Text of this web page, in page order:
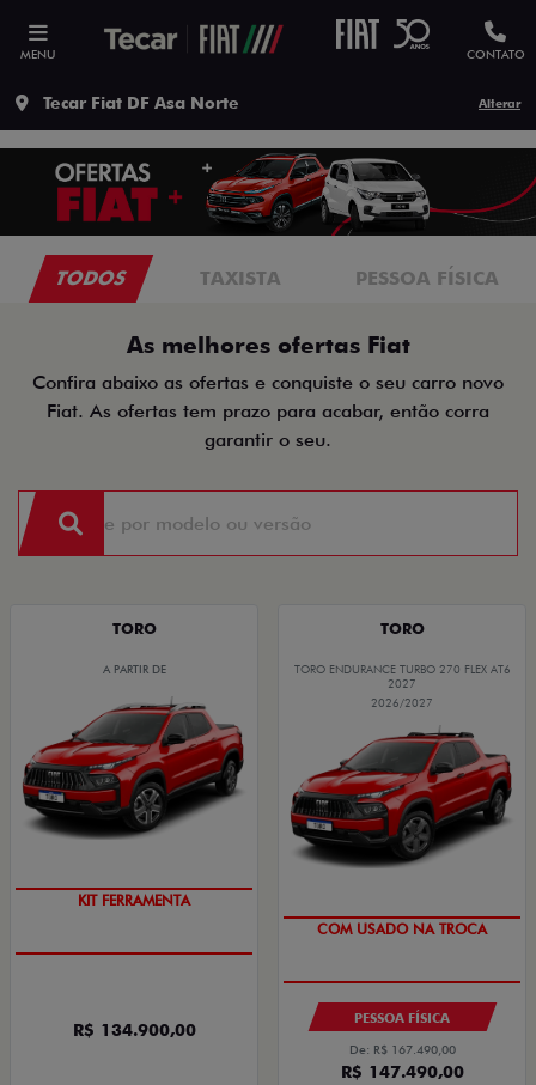
MENU CONTATO
Tecar Fiat DF Asa Norte Alterar
TODOS TAXISTA PESSOA FÍSICA
As melhores ofertas Fiat
Confira abaixo as ofertas e conquiste o seu carro novo
Fiat. As ofertas tem prazo para acabar, então corra
garantir o seu.
TORO
A PARTIR DE
CÂMBIO AT DE 6 VELOCIDADES
R$ 134.900,00
TORO
TORO ENDURANCE TURBO 270 FLEX AT6
2027
2026/2027
OPORTUNIDADE
PESSOA FÍSICA
De: R$ 167.490,00
R$ 147.490,00